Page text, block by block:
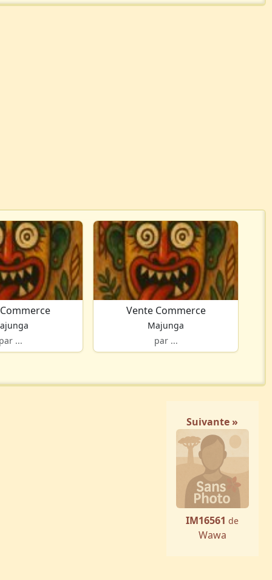
...
Vente Commerce
Majunga
par ...
Suivante »
IM16561 de
Wawa